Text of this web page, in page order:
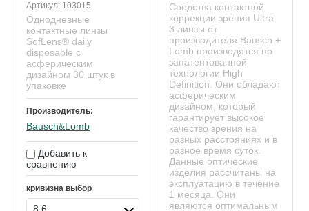
Артикул: 103015
Однодневные
контактные линзы
SofLens® daily
disposable с
асферическим
дизайном 30 штук в
упаковке
Производитель:
Bausch&Lomb
Добавить к
сравнению
кривизна выбор
Средства контактной
коррекции зрения Ultra
3 линзы от
производителя Bausch +
Lomb производятся по
запатентованной
технологии High
Definition. Они обладают
асферическим
дизайном, который
гарантирует высокое
качество зрения на
разных расстояниях и в
разное время суток.
Данные оптические
изделия рассчитаны на
эксплуатацию в течение
1 месяца. Они
являются оптимальным